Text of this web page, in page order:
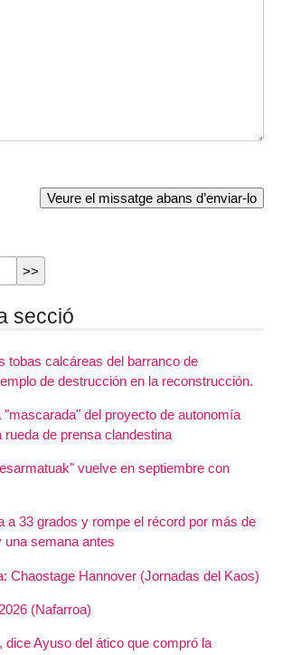
secció
tobas calcáreas del barranco de
de destrucción en la reconstrucción.
"mascarada" del proyecto de autonomía
rueda de prensa clandestina
vuelve en septiembre con
a 33 grados y rompe el récord por más de
una semana antes
Chaostage Hannover (Jornadas del Kaos)
(Nafarroa)
dice Ayuso del ático que compró la